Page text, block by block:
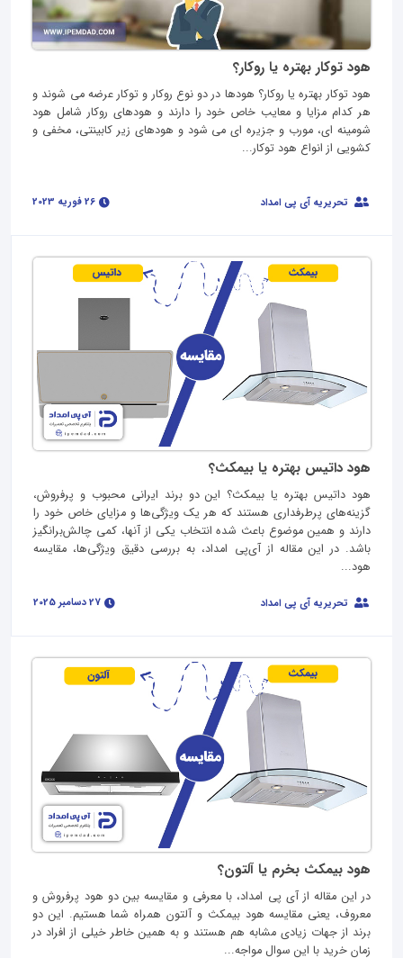
هود توکار بهتره یا روکار؟
هود توکار بهتره یا روکار؟ هودها در دو نوع روکار و توکار عرضه می شوند و
هر کدام مزایا و معایب خاص خود را دارند و هودهای روکار شامل هود
شومینه ای، مورب و جزیره ای می شود و هودهای زیر کابینتی، مخفی و
کشویی از انواع هود توکار...
تحریریه آی پی امداد
هود داتیس بهتره یا بیمکث؟
هود داتیس بهتره یا بیمکث؟ این دو برند ایرانی محبوب و پرفروش،
گزینه‌های پرطرفداری هستند که هر یک ویژگی‌ها و مزایای خاص خود را
دارند و همین موضوع باعث شده انتخاب یکی از آنها، کمی چالش‌برانگیز
باشد. در این مقاله از آی‌پی امداد، به بررسی دقیق ویژگی‌ها، مقایسه
هود...
تحریریه آی پی امداد
هود بیمکث بخرم یا آلتون؟
در این مقاله از آی پی امداد، با معرفی و مقایسه بین دو هود پرفروش و
معروف، یعنی مقایسه هود بیمکث و آلتون همراه شما هستیم. این دو
برند از جهات زیادی مشابه هم هستند و به همین خاطر خیلی از افراد در
زمان خرید با این سوال مواجه...